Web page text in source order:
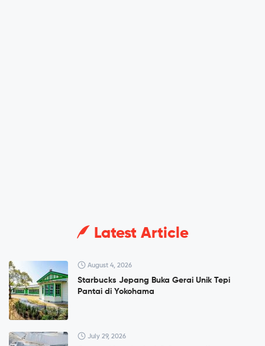
Latest Article
August 4, 2026
Starbucks Jepang Buka Gerai Unik Tepi
Pantai di Yokohama
July 29, 2026